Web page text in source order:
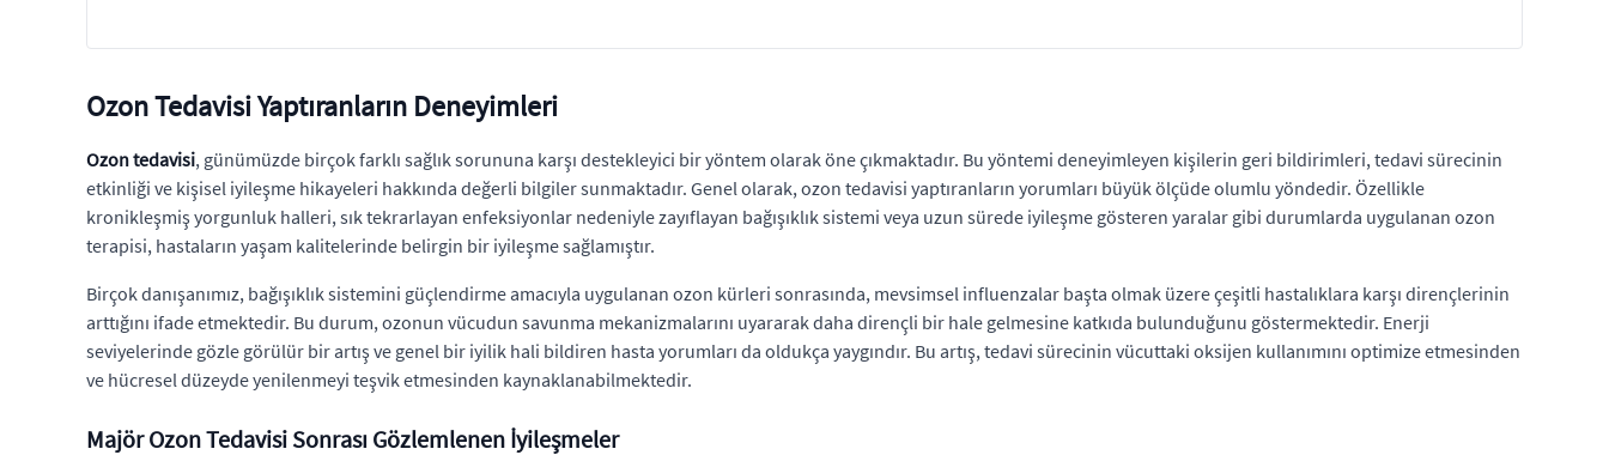
Ozon Tedavisi Yaptıranların Deneyimleri
Ozon tedavisi, günümüzde birçok farklı sağlık sorununa karşı destekleyici bir yöntem olarak öne çıkmaktadır. Bu yöntemi deneyimleyen kişilerin geri bildirimleri, tedavi sürecinin
etkinliği ve kişisel iyileşme hikayeleri hakkında değerli bilgiler sunmaktadır. Genel olarak, ozon tedavisi yaptıranların yorumları büyük ölçüde olumlu yöndedir. Özellikle
kronikleşmiş yorgunluk halleri, sık tekrarlayan enfeksiyonlar nedeniyle zayıflayan bağışıklık sistemi veya uzun sürede iyileşme gösteren yaralar gibi durumlarda uygulanan ozon
terapisi, hastaların yaşam kalitelerinde belirgin bir iyileşme sağlamıştır.
Birçok danışanımız, bağışıklık sistemini güçlendirme amacıyla uygulanan ozon kürleri sonrasında, mevsimsel influenzalar başta olmak üzere çeşitli hastalıklara karşı dirençlerinin
arttığını ifade etmektedir. Bu durum, ozonun vücudun savunma mekanizmalarını uyararak daha dirençli bir hale gelmesine katkıda bulunduğunu göstermektedir. Enerji
seviyelerinde gözle görülür bir artış ve genel bir iyilik hali bildiren hasta yorumları da oldukça yaygındır. Bu artış, tedavi sürecinin vücuttaki oksijen kullanımını optimize etmesinden
ve hücresel düzeyde yenilenmeyi teşvik etmesinden kaynaklanabilmektedir.
Majör Ozon Tedavisi Sonrası Gözlemlenen İyileşmeler